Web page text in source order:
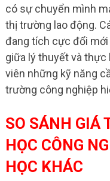
có sự chuyển mình
thị trường lao động.
đang tích cực đổi
giữa lý thuyết và thực
viên những kỹ năng
trường công nghiệp
SO SÁNH GIÁ
HỌC CÔNG
HỌC KHÁC